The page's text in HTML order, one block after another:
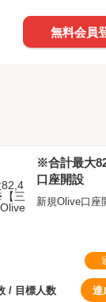
無料会員
※合計最大
口座開設
新規Olive口座
/ 目標人数 達